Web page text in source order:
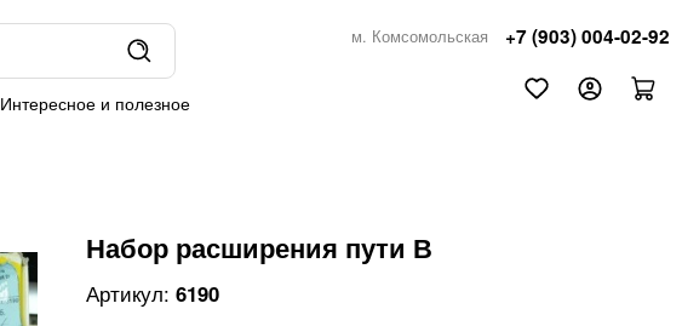
Интересное и полезное
м. Комсомольская +7 (903) 004-02-92
Набор расширения пути В
6190